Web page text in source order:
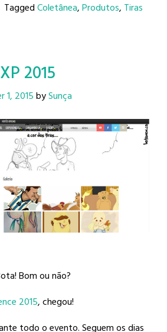
TaggedColetânea,Produtos, Tiras
2015
1, 2015bySunça
Bom ou não?
2015, chegou!
todo o evento. Seguem os dias